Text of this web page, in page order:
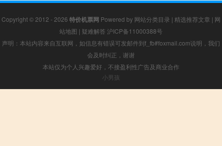
Copyright © 2012 - 2026 特价机票网 Powered by 网站分类目录 | 精选推荐文章 | 网
站地图 | 疑难解答 沪ICP备11000388号
声明：本站内容来自互联网，如信息有错误可发邮件到f_fb#foxmail.com说明，我们
会及时纠正，谢谢
本站仅为个人兴趣爱好，不接盈利性广告及商业合作
小男孩